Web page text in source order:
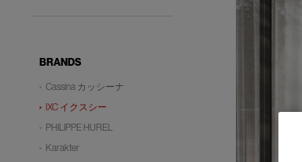
BRANDS
Cassina カッシーナ
IXC イクスシー
PHILIPPE HUREL
Karakter